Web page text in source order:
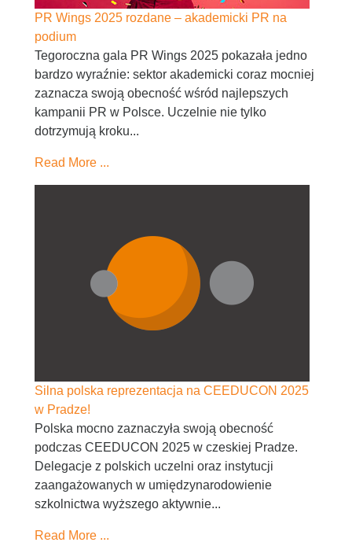
PR Wings 2025 rozdane – akademicki PR na
podium
Tegoroczna gala PR Wings 2025 pokazała jedno
bardzo wyraźnie: sektor akademicki coraz mocniej
zaznacza swoją obecność wśród najlepszych
kampanii PR w Polsce. Uczelnie nie tylko
dotrzymują kroku...
Read More ...
Silna polska reprezentacja na CEEDUCON 2025
w Pradze!
Polska mocno zaznaczyła swoją obecność
podczas CEEDUCON 2025 w czeskiej Pradze.
Delegacje z polskich uczelni oraz instytucji
zaangażowanych w umiędzynarodowienie
szkolnictwa wyższego aktywnie...
Read More ...